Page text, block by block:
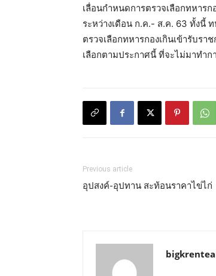
เลื่อนกำหนดการตรวจเลือกทหาร
ระหว่างเดือน ก.ค.- ส.ค. 63 ทั้งนี้
ตรวจเลือกทหารกองเกินเข้ารับรา
เลือกตามประกาศนี้ ที่จะไม่มาทำ
Previous article
อุปสงค์-อุปทาน สะท้อนราคาไข่ไก่